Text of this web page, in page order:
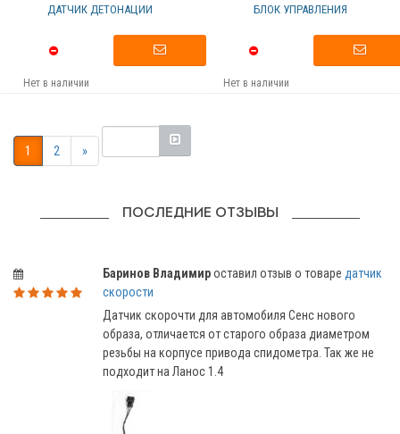
ДАТЧИК ДЕТОНАЦИИ
Нет в наличии
БЛОК УПРАВЛЕНИЯ
Нет в наличии
1 2 »
ПОСЛЕДНИЕ ОТЗЫВЫ
Баринов Владимироставил отзыв о товаре датчик
скорости
Датчик скорочти для автомобиля Сенс нового
образа, отличается от старого образа диаметром
резьбы на корпусе привода спидометра. Так же не
подходит на Ланос 1.4